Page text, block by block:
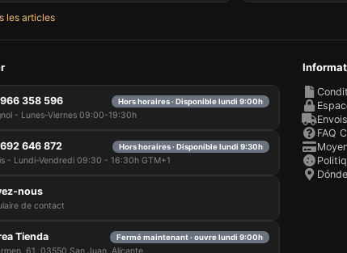
les articles
358 596 Hors horaires · Disponible lundi 9:00h
- Lunes-Viernes 09:00-19:30h
646 872 Hors horaires · Disponible lundi 9:30h
- Lundi-Vendredi 09:30 - 16:30h GTM+1
nous
de contact
Tienda Fermé maintenant · ouvre lundi 9:00h
FAQ